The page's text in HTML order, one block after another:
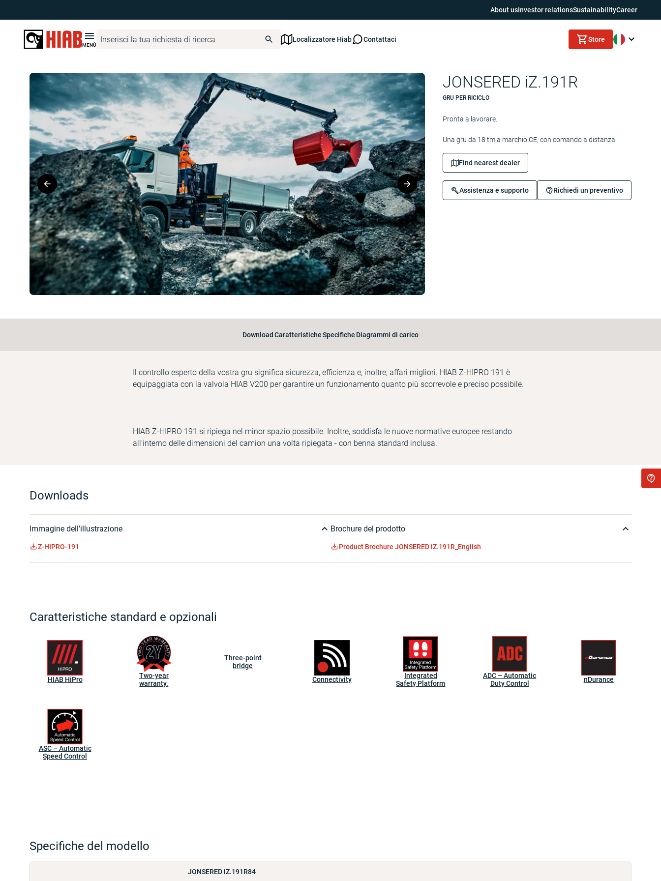
About usInvestor relationsSustainabilityCareer
MENÙ
Localizzatore Hiab Contattaci Store
Hiab Italia Trova prodotti JONSERED JONSERED iZ.191R
JONSERED iZ.191R
GRU PER RICICLO
Pronta a lavorare.
Una gru da 18 tm a marchio CE, con comando a distanza.
Find nearest dealer
Assistenza e supporto Richiedi un preventivo
Download CaratteristicheSpecifiche Diagrammi di carico
Il controllo esperto della vostra gru significa sicurezza, efficienza e, inoltre, affari migliori. HIAB Z-HIPRO 191 è
equipaggiata con la valvola HIAB V200 per garantire un funzionamento quanto più scorrevole e preciso possibile.
HIAB Z-HIPRO 191 si ripiega nel minor spazio possibile. Inoltre, soddisfa le nuove normative europee restando
all'interno delle dimensioni del camion una volta ripiegata - con benna standard inclusa.
Downloads
Immagine dell'illustrazione
Z-HIPRO-191
Brochure del prodotto
Product Brochure JONSERED iZ.191R_English
Caratteristiche standard e opzionali
HIAB HiPro
Two-year
warranty.
Three-point
bridge
Connectivity
Integrated
Safety Platform
ADC – Automatic
Duty Control
nDurance
ASC – Automatic
Speed Control
Specifiche del modello
JONSERED iZ.191R84